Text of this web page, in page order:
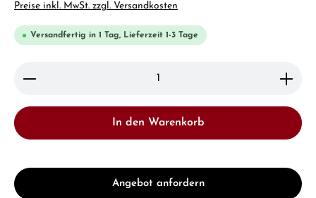
Preise inkl. MwSt. zzgl. Versandkosten
Versandfertig in 1 Tag, Lieferzeit 1-3 Tage
Produkt Anzahl: Gib den gewünschten Wert ein
In den Warenkorb
Angebot anfordern